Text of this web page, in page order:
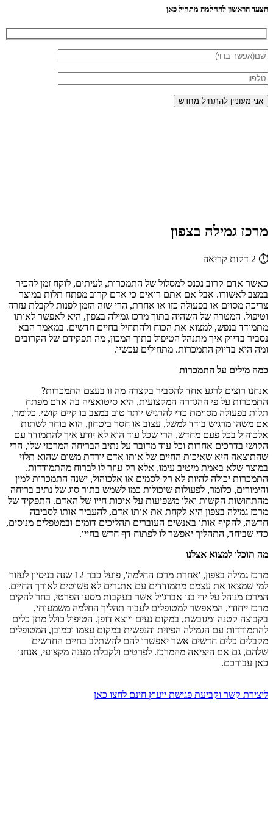
הצעד הראשון להחלמה מתחיל כאן
מרכז גמילה בצפון
⏱
כאשר אדם קרוב נכנס למסלול של התמכרות, לעיתים, לוקח זמן להכיר
במצב לאשורו. אבל אם אתם רואים כי אדם קרוב מפתח תלות במוצר
צריכה מסוים או בפעולה כזו או אחרת, הרי שזה הזמן לפנות לקבלת עזרה
וטיפול. המטרה של השהיה בתוך מרכז גמילה בצפון, היא לאפשר לאותו
מתמודד בנפש, למצוא את הכוח ולהתחיל בחיים חדשים. במאמר הבא
נסביר בדיוק איך מתנהל הטיפול בתוך המכון, מה תפקידם של הקרובים
ומה היא בדיוק התמכרות. מתחילים עכשיו.
כמה מילים על התמכרות
אנחנו רוצים לרגע אחד להסביר בקצרה מה זו בעצם התמכרות?
התמכרות על פי ההגדרה המקצועית, היא סיטואציה בה אדם מפתח
תלות בפעולה מסוימת כדי להרגיש יותר טוב במצב בו קיים קושי. כלומר,
אם משהו מרגיש בודד למשל, עצוב או חסר ביטחון, הוא בוחר לשתות
אלכוהול בכל פעם מחדש, הרי שכל עוד הוא לא יודע איך להתמודד עם
הקושי בדרכים אחרות וכל עוד מדובר על נתיב הבריחה המרכזי שלו, הרי
שהתוצאה היא שאיכות החיים של אותו אדם יורדת משום שהוא תלוי
במוצר שלא באמת מיטיב עימו, אלא רק עוזר לו לברוח מהתמודדות.
התמכרות יכולה להיות לא רק לסמים או אלכוהול, ישנה התמכרות למין
והימורים, כלומר, לפעולות שיכולות כמו לשמש בתור סוג של נתיב בריחה
מהתחושות הקשות ואלו משפיעות על איכות חייו של האדם. התפקיד של
מרכז גמילה בצפון היא לקחת את אותו אדם, להעביר אותו לסביבה
חדשה, להקיף אותו באנשים העוברים תהליכים דומים ובמטפלים מנוסים,
כדי שביחד, התהליך יאפשר לו לפתוח דף חדש בחייו.
מה תוכלו למצוא אצלנו
מרכז גמילה בצפון, 'אחרת מרכז החלמה', פועל כבר 12 שנה בניסיון לעזור
למי שמצאו את עצמם מתמודדים עם אתגרים לא פשוטים לאורך החיים.
המרכז מנוהל על ידי בנו אברג'יל אשר בעקבות מסעו הפרטי, בחר להקים
מרכז ייחודי, המאפשר למטופלים לעבור תהליך החלמה משמעותי,
בקבוצה קטנה ומגובשת, במקום נעים ויוצא דופן. הטיפול כולל מתן כלים
להתמודדות עם הגמילה הפיזית והנפשית במקום עצמו וכמובן, המטופלים
מקבלים כלים חדשים אשר יאפשרו להם להשתלב בחיים החדשים
שלהם, גם אם היציאה מהמרכז. לפרטים ולקבלת מענה מקצועי, אנחנו
כאן עבורכם.
ליצירת קשר וקביעת פגישת ייעוץ חינם לחצו כאן